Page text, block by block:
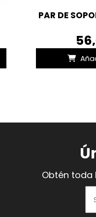
PAR DE
Obtén toda